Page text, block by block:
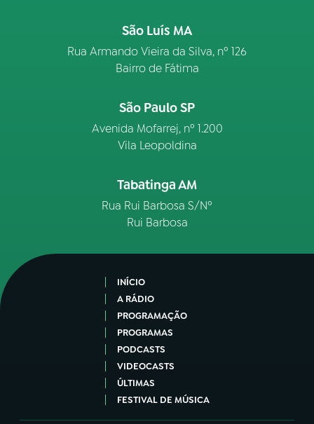
São Luís MA
Rua Armando Vieira da Silva, nº 126
Bairro de Fátima
São Paulo SP
Avenida Mofarrej, nº 1.200
Vila Leopoldina
Tabatinga AM
Rua Rui Barbosa S/Nº
Rui Barbosa
INÍCIO
A RÁDIO
PROGRAMAÇÃO
PROGRAMAS
PODCASTS
VIDEOCASTS
ÚLTIMAS
FESTIVAL DE MÚSICA